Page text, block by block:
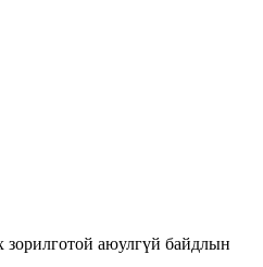
зорилготой аюулгүй байдлын